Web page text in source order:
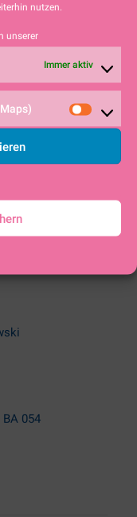
nutzen.
unserer
Immer aktiv
BA 054